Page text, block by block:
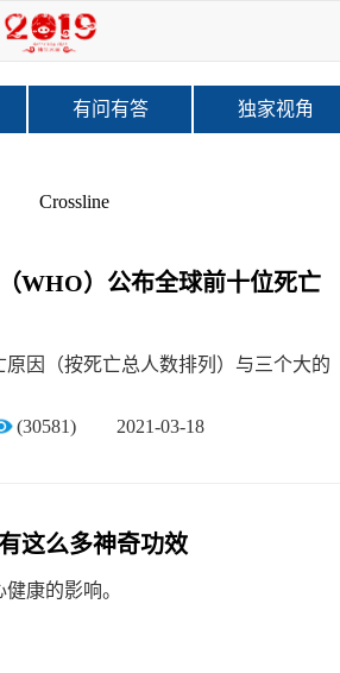
有问有答 独家视角
Crossline
WHO）公布全球前十位死亡
原因（按死亡总人数排列）与三个大的
(30581) 2021-03-18
这么多神奇功效
康的影响。